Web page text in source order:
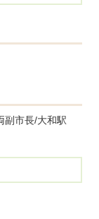
副市長/大和駅